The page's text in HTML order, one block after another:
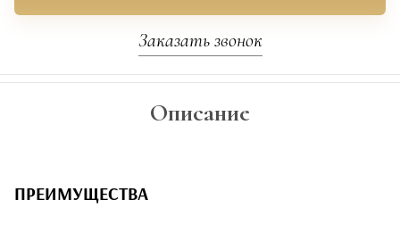
Заказать звонок
Описание
ПРЕИМУЩЕСТВА